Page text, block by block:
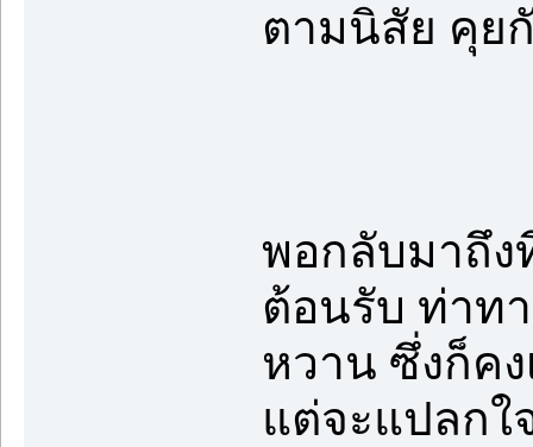
ตามนิสัย คุย
พอกลับมาถึง
ต้อนรับ ท่าท
หวาน ซึ่งก็ค
แต่จะแปลกใ